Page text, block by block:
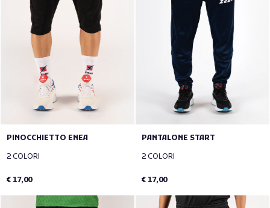
PINOCCHIETTO ENEA
2 COLORI
€ 17,00
PANTALONE START
2 COLORI
€ 17,00